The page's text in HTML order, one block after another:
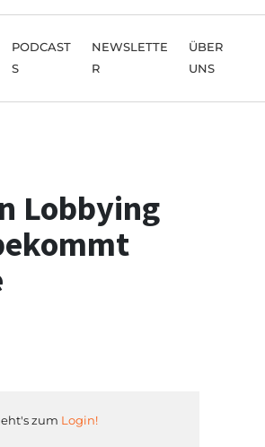
PODCAST
S
NEWSLETTE
R
ÜBER
UNS
Lobbying
zum Login!